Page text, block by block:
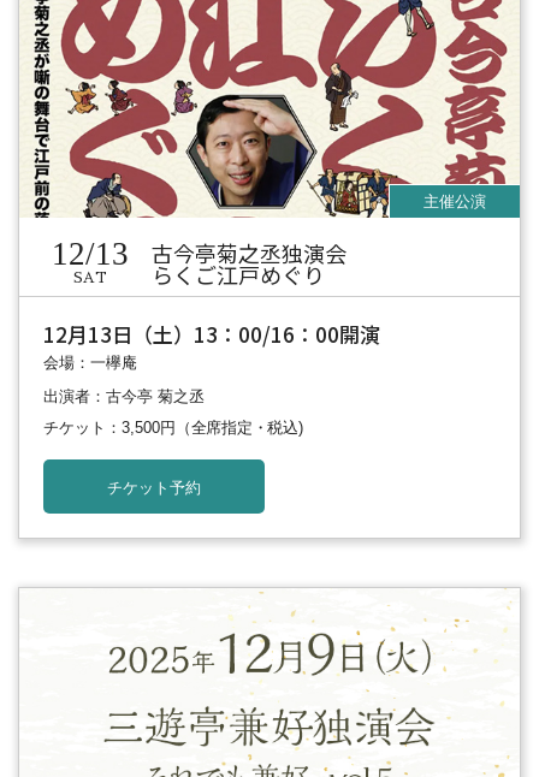
12/13
SAT
古今亭菊之丞独演会
らくご江戸めぐり
12月13日（土）13：00/16：00開演
会場：一欅庵
出演者：古今亭 菊之丞
チケット：3,500円
（全席指定・税込)
チケット予約